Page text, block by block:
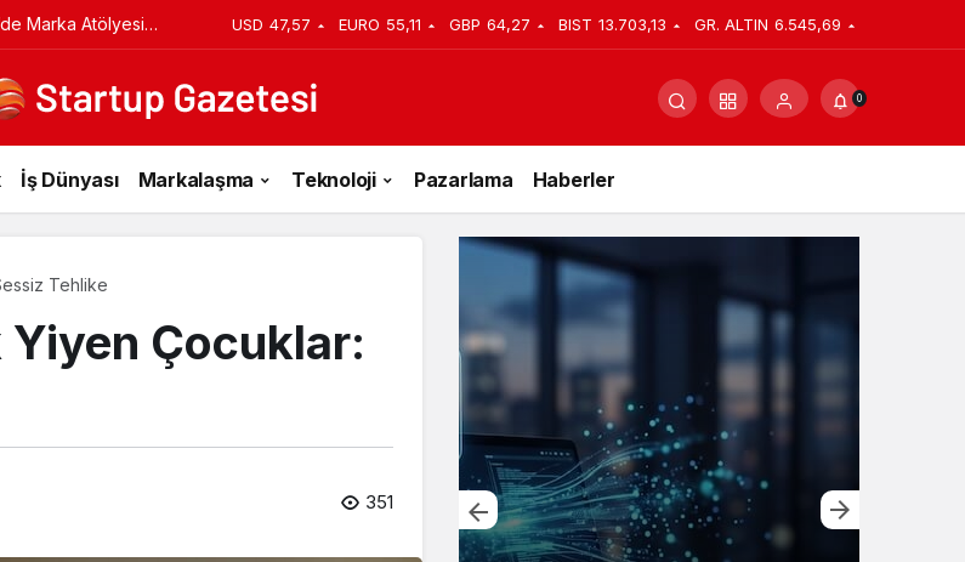
Marka Atölyesi USD 47,57 EURO 55,11 GBP 64,27 BIST 13.703,13 GR. ALTIN 6.545,69
0
İş Dünyası Markalaşma Teknoloji Pazarlama Haberler
Tehlike
Yiyen Çocuklar:
351